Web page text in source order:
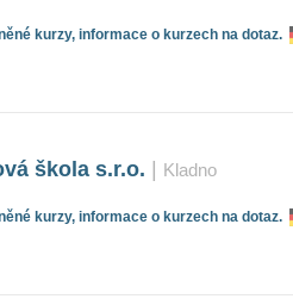
kurzy, informace o kurzech na dotaz.
škola s.r.o. Kladno
kurzy, informace o kurzech na dotaz.